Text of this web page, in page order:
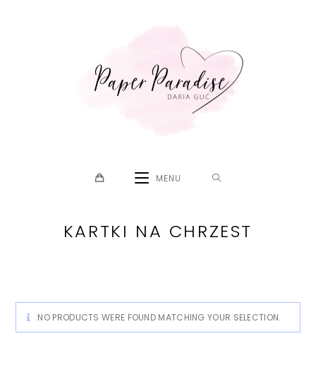
MENU
KARTKI NA CHRZEST
NO PRODUCTS WERE FOUND MATCHING YOUR SELECTION.